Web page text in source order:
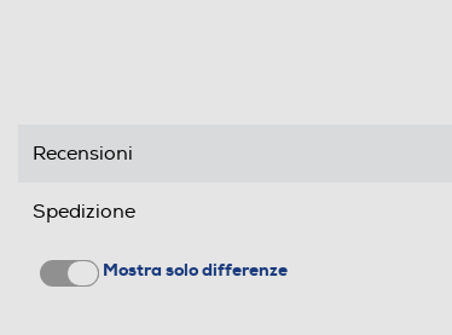
Recensioni
Spedizione
Mostra solo differenze